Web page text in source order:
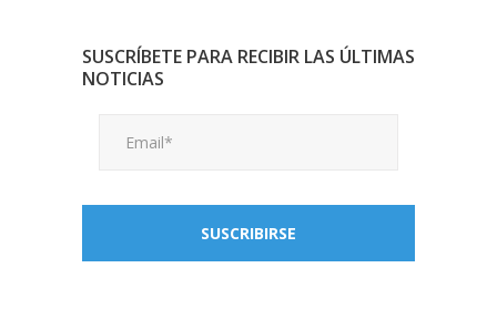
SUSCRÍBETE PARA RECIBIR LAS ÚLTIMAS
NOTICIAS